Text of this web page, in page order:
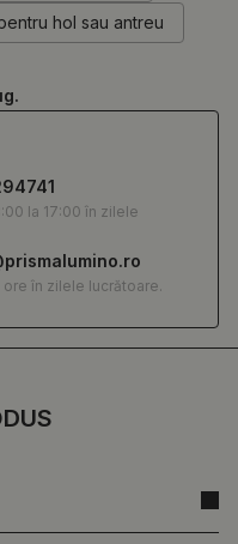
hol sau antreu
la 17:00 în zilele
în zilele lucrătoare.